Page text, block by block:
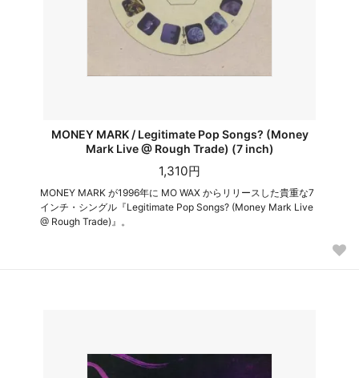
MONEY MARK / Legitimate Pop Songs? (Money
Mark Live @ Rough Trade) (7 inch)
1,310円
MONEY MARK が1996年に MO WAX からリリースした貴重な7
インチ・シングル『Legitimate Pop Songs? (Money Mark Live
@ Rough Trade)』。